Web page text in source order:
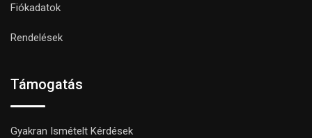
Fiókadatok
Rendelések
Támogatás
Gyakran Ismételt Kérdések